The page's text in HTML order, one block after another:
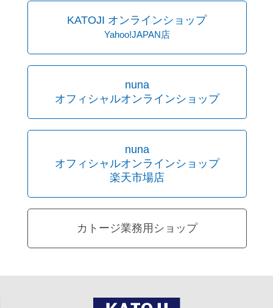
KATOJI オンラインショップ
Yahoo!JAPAN店
nuna
オフィシャルオンラインショップ
nuna
オフィシャルオンラインショップ
楽天市場店
カトージ業務用ショップ